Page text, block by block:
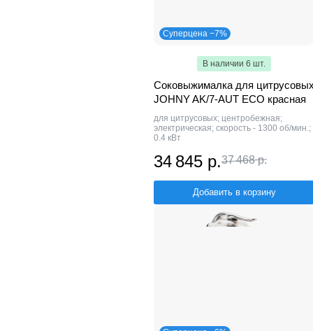
Суперцена −7%
В наличии 6 шт.
Соковыжималка для
JOHNY AK/7-AUT ECO красная
для цитрусовых; центробежная;
электрическая; скорость - 1300 об/мин.;
0.4 кВт
34 845 р.37 468 р.
Добавить в корзину